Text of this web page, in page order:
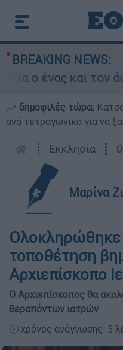
BREAKING NEWS:
και τον άφησαν
δημοφιλές τώρα:
ανά τετραγωνικό για να
┋ Εκκλησία ┋
Μαρίνα
Ολοκληρώθηκε
τοποθέτηση
Αρχιεπίσκοπο
Ο Αρχιεπίσκοπος θα
θεραπόντων ιατρών
🕛 χρόνος ανάγνωσης: 5